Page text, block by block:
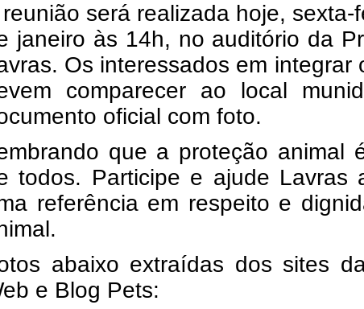
será realizada hoje, sexta-
janeiro às 14h, no auditório da
Os interessados em integrar
comparecer ao local
oficial com foto.
que a proteção animal
todos. Participe e ajude Lavras
referência em respeito e
abaixo extraídas dos sites
e Blog Pets: